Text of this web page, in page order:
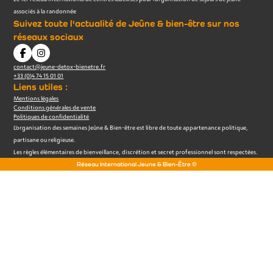
associés à la randonnée
Suivez toute l'actualité de Jeûne & bien-être sur nos
réseaux sociaux
contact@jeune-detox-bienetre.fr
+33 (0)4 74 15 01 01
Liens utiles :
Mentions légales
Conditions générales de vente
Politiques de confidentialité
L’organisation des semaines Jeûne & Bien-être est libre de toute appartenance politique,
partisane ou religieuse.
Les règles élémentaires de bienveillance, discrétion et secret professionnel sont respectées.
Réseau International Jeune & Bien-Être ©